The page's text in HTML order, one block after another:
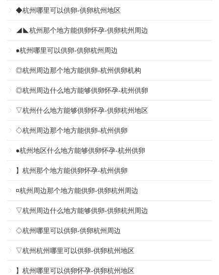
◆杭州哪里可以供卵-供卵杭州地区
◢◣杭州那个地方能供卵怀孕-供卵杭州周边
●杭州哪里可以供卵-供卵杭州周边
◎杭州周边那个地方能供卵-杭州供卵机构
◎杭州周边什么地方能够供卵怀孕-杭州供卵
▽杭州什么地方能够供卵怀孕-供卵杭州地区
◇杭州周边那个地方能供卵-杭州供卵
●杭州地区什么地方能够供卵怀孕-杭州供卵
】杭州那个地方能供卵怀孕-杭州供卵
¤杭州周边那个地方能供卵-供卵杭州周边
▽杭州周边什么地方能够供卵-供卵杭州周边
◇杭州哪里可以供卵-供卵杭州周边
▽杭州杭州哪里可以供卵-供卵杭州地区
】杭州哪里可以供卵怀孕-供卵杭州地区